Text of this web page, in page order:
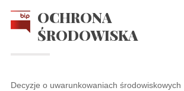
OCHRONA
ŚRODOWISKA
Decyzje o uwarunkowaniach środowiskowych